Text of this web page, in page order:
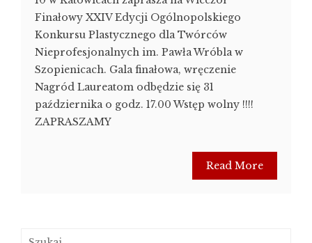
Finałowy XXIV Edycji Ogólnopolskiego
Konkursu Plastycznego dla Twórców
Nieprofesjonalnych im. Pawła Wróbla w
Szopienicach. Gala finałowa, wręczenie
Nagród Laureatom odbędzie się 31
października o godz. 17.00 Wstęp wolny !!!!
ZAPRASZAMY
Read More
Szukaj: